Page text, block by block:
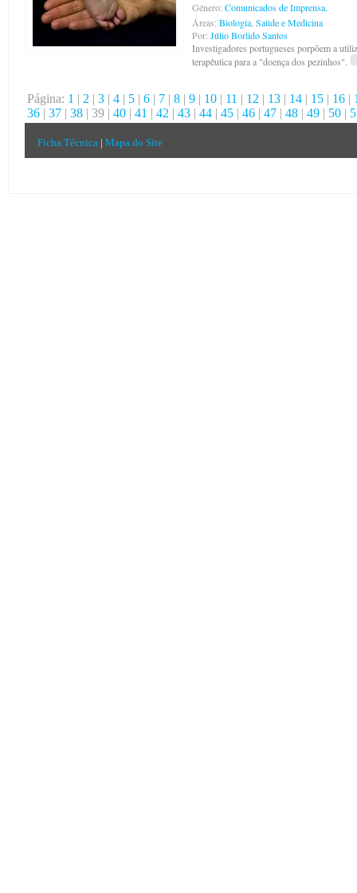
Género: Comunicados de Imprensa.
Áreas: Biologia Saúde e Medicina
Por: Júlio Borlido Santos
Investigadores portugueses porpõem a
terapêutica para a "doença dos pezinhos".
Página: 1 | 2 | 3 | 4 | 5 | 6 | 7 | 8 | 9 | 10 | 11 | 12 | 13 | 14 | 15 | 16 |
36 | 37 | 38 | 39 | 40 | 41 | 42 | 43 | 44 | 45 | 46 | 47 | 48 | 49 | 50 |
Ficha Técnica | Mapa do Site